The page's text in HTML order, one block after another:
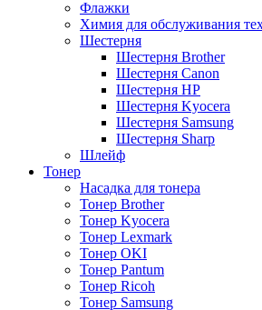
Флажки
Химия для обслуживания
Шестерня
Шестерня Brother
Шестерня Canon
Шестерня HP
Шестерня Kyocera
Шестерня Samsung
Шестерня Sharp
Шлейф
Тонер
Насадка для тонера
Тонер Brother
Тонер Kyocera
Тонер Lexmark
Тонер OKI
Тонер Pantum
Тонер Ricoh
Тонер Samsung